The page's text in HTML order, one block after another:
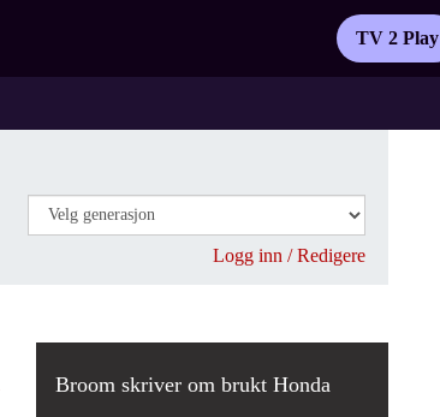
TV 2 Play
Logg inn / Redigere
Broom skriver om brukt Honda